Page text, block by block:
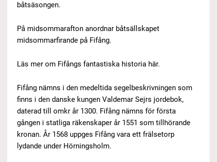
båtsäsongen.
På midsommarafton anordnar båtsällskapet
midsommarfirande på Fifång.
Läs mer om Fifångs fantastiska historia här.
Fifång nämns i den medeltida segelbeskrivningen som
finns i den danske kungen Valdemar Sejrs jordebok,
daterad till omkr år 1300. Fifång nämns för första
gången i statliga räkenskaper år 1551 som tillhörande
kronan. År 1568 uppges Fifång vara ett frälsetorp
lydande under Hörningsholm.